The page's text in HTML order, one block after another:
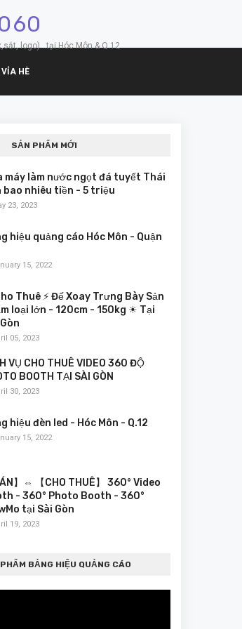
logo)...tại Hóc Môn & Q.12
HÈ
SẢN PHẨM MỚI
máy làm nước ngọt đá tuyết Thái
bao nhiêu tiền - 5 triệu
23, 2023
hiệu quảng cáo Hóc Môn - Quận
15, 2022
Thuê ⚡ Đế Xoay Trưng Bày Sản
loại lớn - 120cm - 150kg ☀ Tại
05, 2023
VỤ CHO THUÊ VIDEO 360 ĐỘ
BOOTH TẠI SÀI GÒN
30, 2023
hiệu đèn led - Hóc Môn - Q.12
15, 2022
】⇔ 【CHO THUÊ】 360° Video
- 360° Photo Booth - 360°
tại Sài Gòn
19, 2023
BẢNG HIỆU QUẢNG CÁO